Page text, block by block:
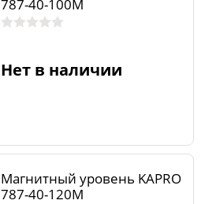
787-40-100M
Нет в наличии
Магнитный уровень KAPRO
787-40-120M